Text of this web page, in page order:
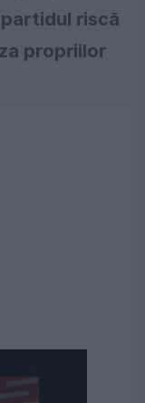
riscă
propriilor